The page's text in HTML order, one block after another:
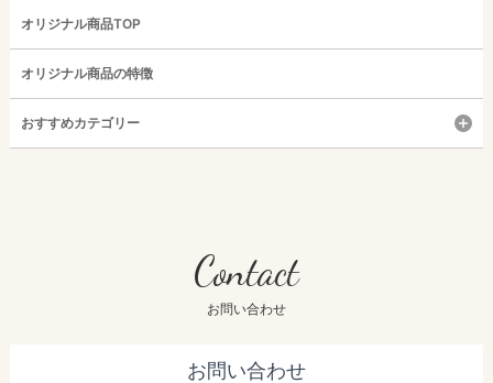
オリジナル商品TOP
オリジナル商品の特徴
おすすめカテゴリー
Contact
お問い合わせ
お問い合わせ